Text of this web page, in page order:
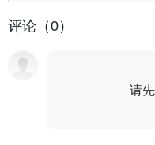
评论（0）
请